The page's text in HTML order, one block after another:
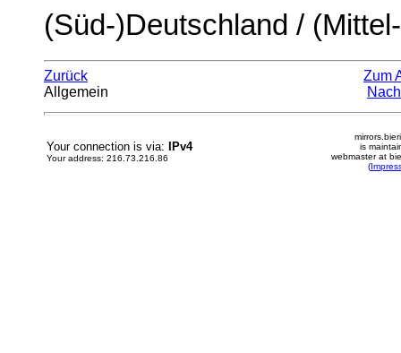
(Süd-)Deutschland /
Zurück
Zum
Allgemein
Your connection is via: IPv4
Your address: 216.73.216.86
is
webmaster at
(